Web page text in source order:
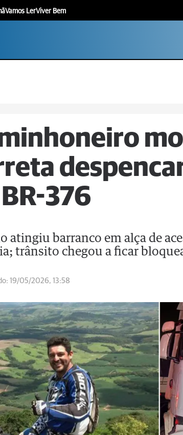
Vamos LerViver Bem
376
atingiu barranco em alça de
trânsito chegou a ficar
19/05/2026, 13:58